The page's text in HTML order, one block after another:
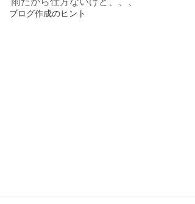
ブログ作成のヒント